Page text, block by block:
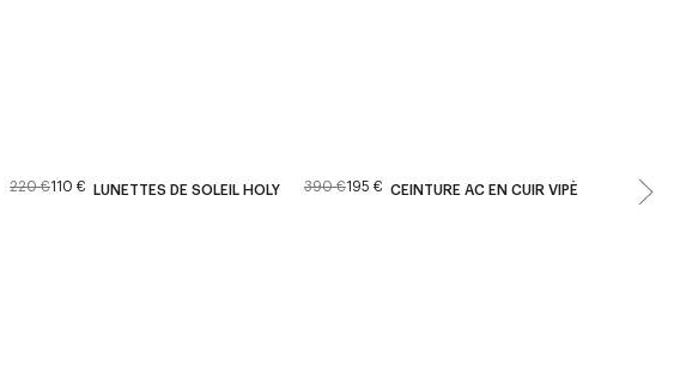
220 €110 € LUNETTES DE SOLEIL HOLY 390 €195 € CEINTURE AC EN CUIR VIPÈRE 25MM